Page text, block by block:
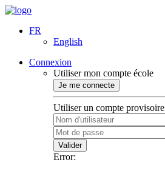
FR
English
Connexion
Utiliser mon compte école
Je me connecte
Utiliser un compte provisoire
Valider
Error: